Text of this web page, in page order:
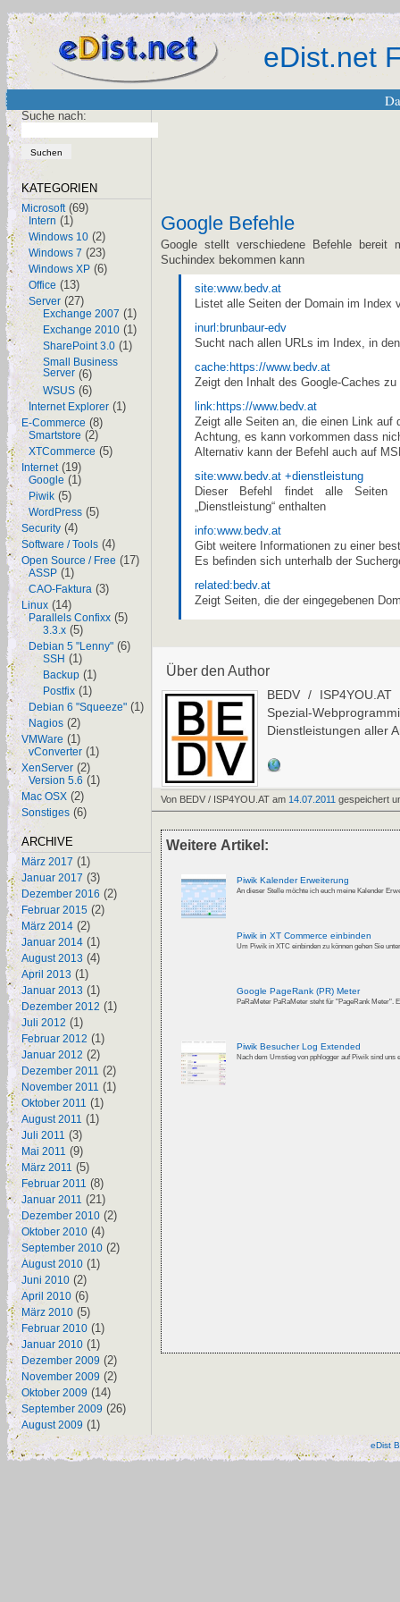
eDist.net
Suche nach:
KATEGORIEN
Microsoft(69)
Intern (1)
Windows 10 (2)
Windows 7 (23)
Windows XP (6)
Office (13)
Server (27)
Exchange 2007 (1)
Exchange 2010 (1)
SharePoint 3.0 (1)
Small Business
Server (6)
WSUS (6)
Internet Explorer (1)
E-Commerce (8)
Smartstore (2)
XTCommerce (5)
Internet(19)
Google (1)
Piwik (5)
WordPress (5)
Security (4)
Software / Tools (4)
Open Source / Free (17)
ASSP (1)
CAO-Faktura (3)
Linux (14)
Parallels Confixx (5)
3.3.x (5)
Debian 5 "Lenny" (6)
SSH (1)
Backup (1)
Postfix (1)
Debian 6 "Squeeze" (1)
Nagios (2)
VMWare (1)
vConverter (1)
XenServer (2)
Version 5.6 (1)
Mac OSX (2)
Sonstiges (6)
ARCHIVE
März 2017 (1)
Januar 2017 (3)
Dezember 2016 (2)
Februar 2015 (2)
März 2014 (2)
Januar 2014 (1)
August 2013 (4)
April 2013 (1)
Januar 2013 (1)
Dezember 2012 (1)
Juli 2012 (1)
Februar 2012 (1)
Januar 2012 (2)
Dezember 2011 (2)
November 2011 (1)
Oktober 2011 (1)
August 2011 (1)
Juli 2011 (3)
Mai 2011 (9)
März 2011 (5)
Februar 2011 (8)
Januar 2011 (21)
Dezember 2010 (2)
Oktober 2010 (4)
September 2010 (2)
August 2010 (1)
Juni 2010 (2)
April 2010 (6)
März 2010 (5)
Februar 2010 (1)
Januar 2010 (1)
Dezember 2009 (2)
November 2009 (2)
Oktober 2009 (14)
September 2009 (26)
August 2009 (1)
Google Befehle
Google stellt verschiedene Befehle bereit
Suchindex bekommen kann
site:www.bedv.at
Listet alle Seiten der Domain im Index
inurl:brunbaur-edv
Sucht nach allen URLs im Index, in
cache:https://www.bedv.at
Zeigt den Inhalt des Google-Caches zu
link:https://www.bedv.at
Zeigt alle Seiten an, die einen Link auf
Achtung, es kann vorkommen dass
Alternativ kann der Befehl auch auf
site:www.bedv.at +dienstleistung
Dieser Befehl findet alle Seiten
„Dienstleistung“ enthalten
info:www.bedv.at
Gibt weitere Informationen zu einer
Es befinden sich unterhalb der
related:bedv.at
Zeigt Seiten, die der eingegebenen
Über den Author
BEDV /
Spezial-
Dienstleistungen aller
Von BEDV / ISP4YOU.AT am 14.07.2011 gespeichert
Weitere Artikel:
Piwik Kalender Erweiterung
Piwik in XT Commerce einbinden
Google PageRank (PR) Meter
PaRaMeter PaRaMeter steht für "PageRank
Piwik Besucher Log Extended
Nach dem Umstieg von pphlogger auf Piwik sind uns
eDist